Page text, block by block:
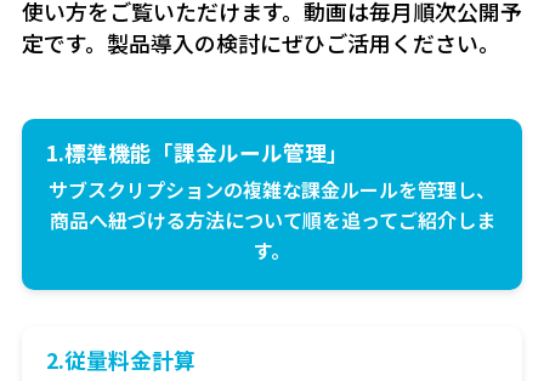
使い方をご覧いただけます。動画は毎月順次公開予
定です。製品導入の検討にぜひご活用ください。
1.標準機能「課金ルール管理」
サブスクリプションの複雑な課金ルールを管理し、
商品へ紐づける方法について順を追ってご紹介しま
す。
2.従量料金計算